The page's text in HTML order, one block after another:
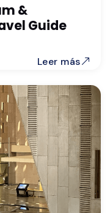
&
Guide
Leer más